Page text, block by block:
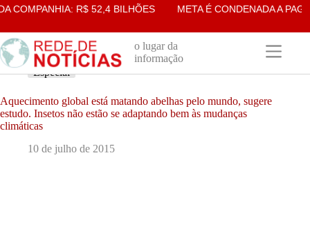
Pular
o
conteúdo
R$ 52,4 BILHÕES META É CONDENADA A
o lugar da
informação
Especial
Aquecimento global está matando abelhas pelo mundo, sugere
estudo. Insetos não estão se adaptando bem às mudanças
climáticas
10 de julho de 2015